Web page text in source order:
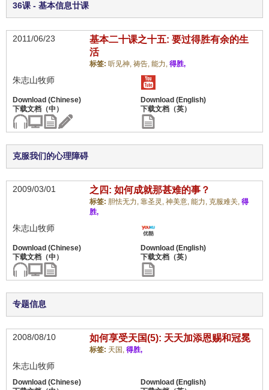
36课 - 基本信息廿课
2011/06/23
基本二十课之十五: 要过得胜有余的生
活
标签: 听见神, 祷告, 能力, 得胜,
朱志山牧师
克服我们的心理障碍
2009/03/01 之四: 如何成就那甚难的事？
标签: 胆怯无力, 靠圣灵, 神美意, 能力, 克服难关, 得
胜,
朱志山牧师
专题信息
2008/08/10 如何享受天国(5): 天天加添恩赐和冠冕
标签: 天国, 得胜,
朱志山牧师